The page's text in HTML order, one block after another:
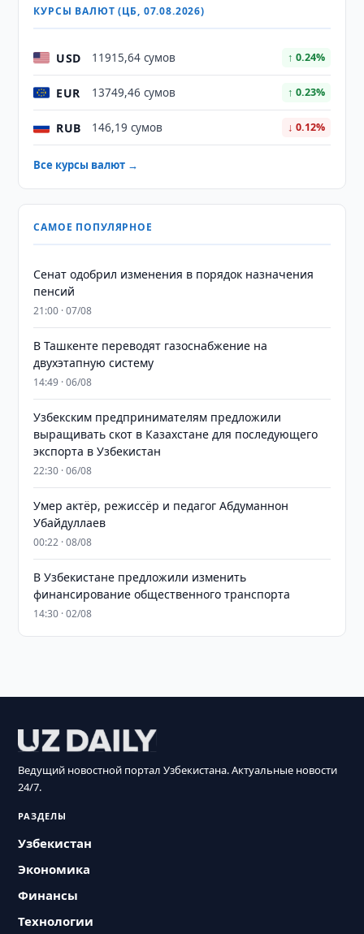
КУРСЫ ВАЛЮТ (ЦБ, 07.08.2026)
USD 11915,64 сумов ↑ 0.24%
EUR 13749,46 сумов ↑ 0.23%
RUB 146,19 сумов ↓ 0.12%
Все курсы валют →
САМОЕ ПОПУЛЯРНОЕ
Сенат одобрил изменения в порядок назначения
пенсий
21:00 · 07/08
В Ташкенте переводят газоснабжение на
двухэтапную систему
14:49 · 06/08
Узбекским предпринимателям предложили
выращивать скот в Казахстане для последующего
экспорта в Узбекистан
22:30 · 06/08
Умер актёр, режиссёр и педагог Абдуманнон
Убайдуллаев
00:22 · 08/08
В Узбекистане предложили изменить
финансирование общественного транспорта
14:30 · 02/08
Ведущий новостной портал Узбекистана. Актуальные новости
24/7.
РАЗДЕЛЫ
Узбекистан
Экономика
Финансы
Технологии